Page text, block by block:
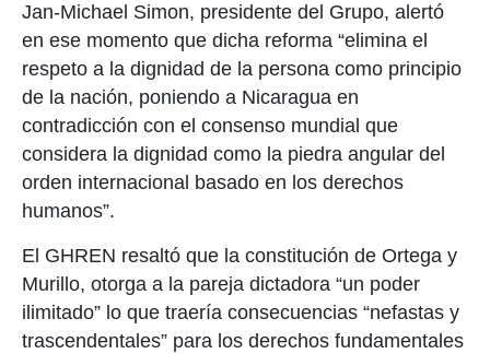
Jan-Michael Simon, presidente del Grupo, alertó
en ese momento que dicha reforma “elimina el
respeto a la dignidad de la persona como principio
de la nación, poniendo a Nicaragua en
contradicción con el consenso mundial que
considera la dignidad como la piedra angular del
orden internacional basado en los derechos
humanos”.
El GHREN resaltó que la constitución de Ortega y
Murillo, otorga a la pareja dictadora “un poder
ilimitado” lo que traería consecuencias “nefastas y
trascendentales” para los derechos fundamentales